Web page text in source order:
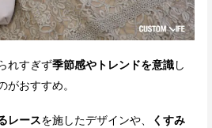
れすぎず季節感やトレンドを意識し
がおすすめ。
レースを施したデザインや、
くすみ